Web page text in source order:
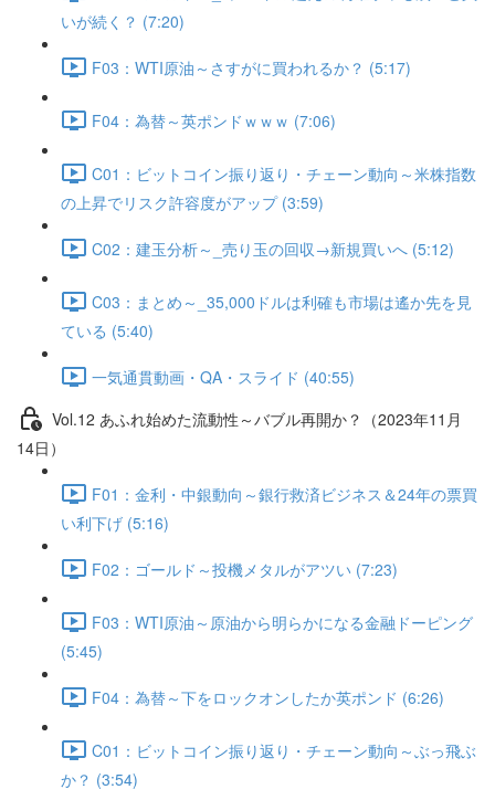
いが続く？ (7:20)
F03：WTI原油～さすがに買われるか？ (5:17)
F04：為替～英ポンドｗｗｗ (7:06)
C01：ビットコイン振り返り・チェーン動向～米株指数
の上昇でリスク許容度がアップ (3:59)
C02：建玉分析～_売り玉の回収→新規買いへ (5:12)
C03：まとめ～_35,000ドルは利確も市場は遙か先を見
ている (5:40)
一気通貫動画・QA・スライド (40:55)
Vol.12 あふれ始めた流動性～バブル再開か？（2023年11月
14日）
F01：金利・中銀動向～銀行救済ビジネス＆24年の票買
い利下げ (5:16)
F02：ゴールド～投機メタルがアツい (7:23)
F03：WTI原油～原油から明らかになる金融ドーピング
(5:45)
F04：為替～下をロックオンしたか英ポンド (6:26)
C01：ビットコイン振り返り・チェーン動向～ぶっ飛ぶ
か？ (3:54)